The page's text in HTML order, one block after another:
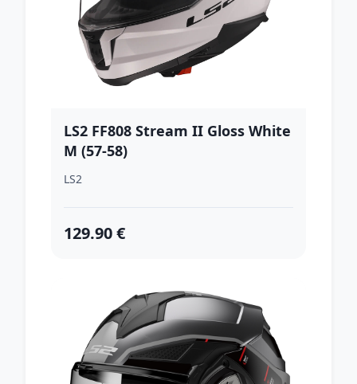
LS2 FF808 Stream II Gloss White
M (57-58)
LS2
129.90 €